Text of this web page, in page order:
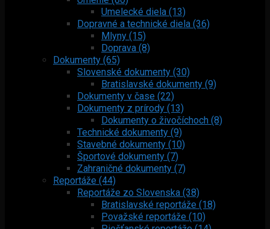
Umelecké diela (13)
Dopravné a technické diela (36)
Mlyny (15)
Doprava (8)
Dokumenty (65)
Slovenské dokumenty (30)
Bratislavské dokumenty (9)
Dokumenty v čase (22)
Dokumenty z prírody (13)
Dokumenty o živočíchoch (8)
Technické dokumenty (9)
Stavebné dokumenty (10)
Športové dokumenty (7)
Zahraničné dokumenty (7)
Reportáže (44)
Reportáže zo Slovenska (38)
Bratislavské reportáže (18)
Považské reportáže (10)